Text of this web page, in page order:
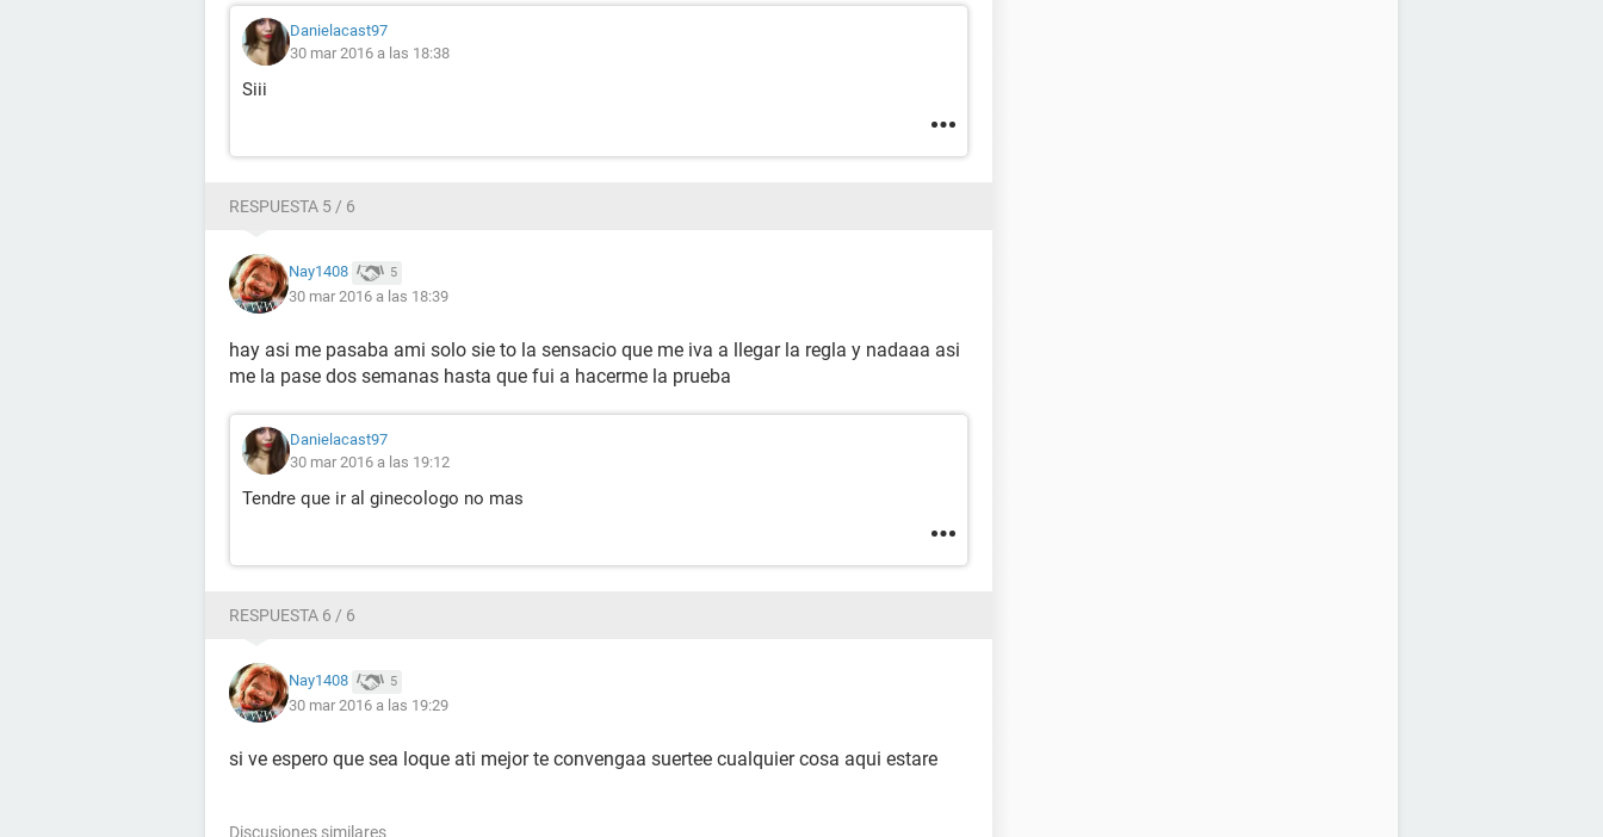
Danielacast97
30 mar 2016 a las 18:38
Siii
RESPUESTA 5 / 6
Nay1408 5
30 mar 2016 a las 18:39
hay asi me pasaba ami solo sie to la sensacio que me iva a llegar la regla y nadaaa asi
me la pase dos semanas hasta que fui a hacerme la prueba
Danielacast97
30 mar 2016 a las 19:12
Tendre que ir al ginecologo no mas
RESPUESTA 6 / 6
Nay1408 5
30 mar 2016 a las 19:29
si ve espero que sea loque ati mejor te convengaa suertee cualquier cosa aqui estare
Discusiones similares